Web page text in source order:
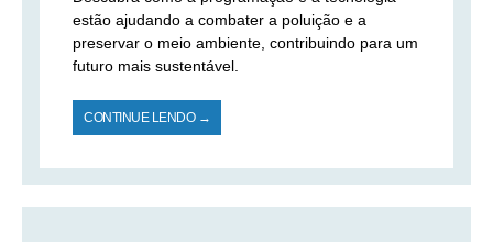
estão ajudando a combater a poluição e a
preservar o meio ambiente, contribuindo para um
futuro mais sustentável.
CONTINUE LENDO →